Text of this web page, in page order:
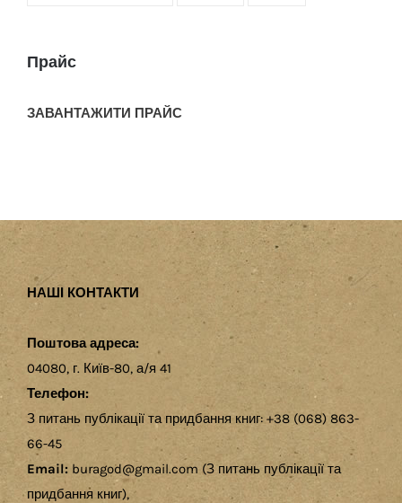
Прайс
ЗАВАНТАЖИТИ ПРАЙС
НАШІ КОНТАКТИ
Поштова адреса:
04080, г. Київ-80, а/я 41
Телефон:
З питань публікації та придбання книг: +38 (068) 863-
66-45
Email: buragod@gmail.com (З питань публікації та
придбання книг),